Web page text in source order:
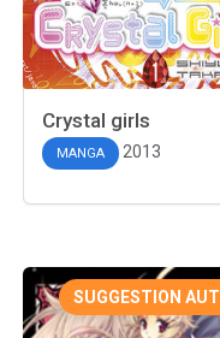
Crystal girls
MANGA 2013
SUGGESTION